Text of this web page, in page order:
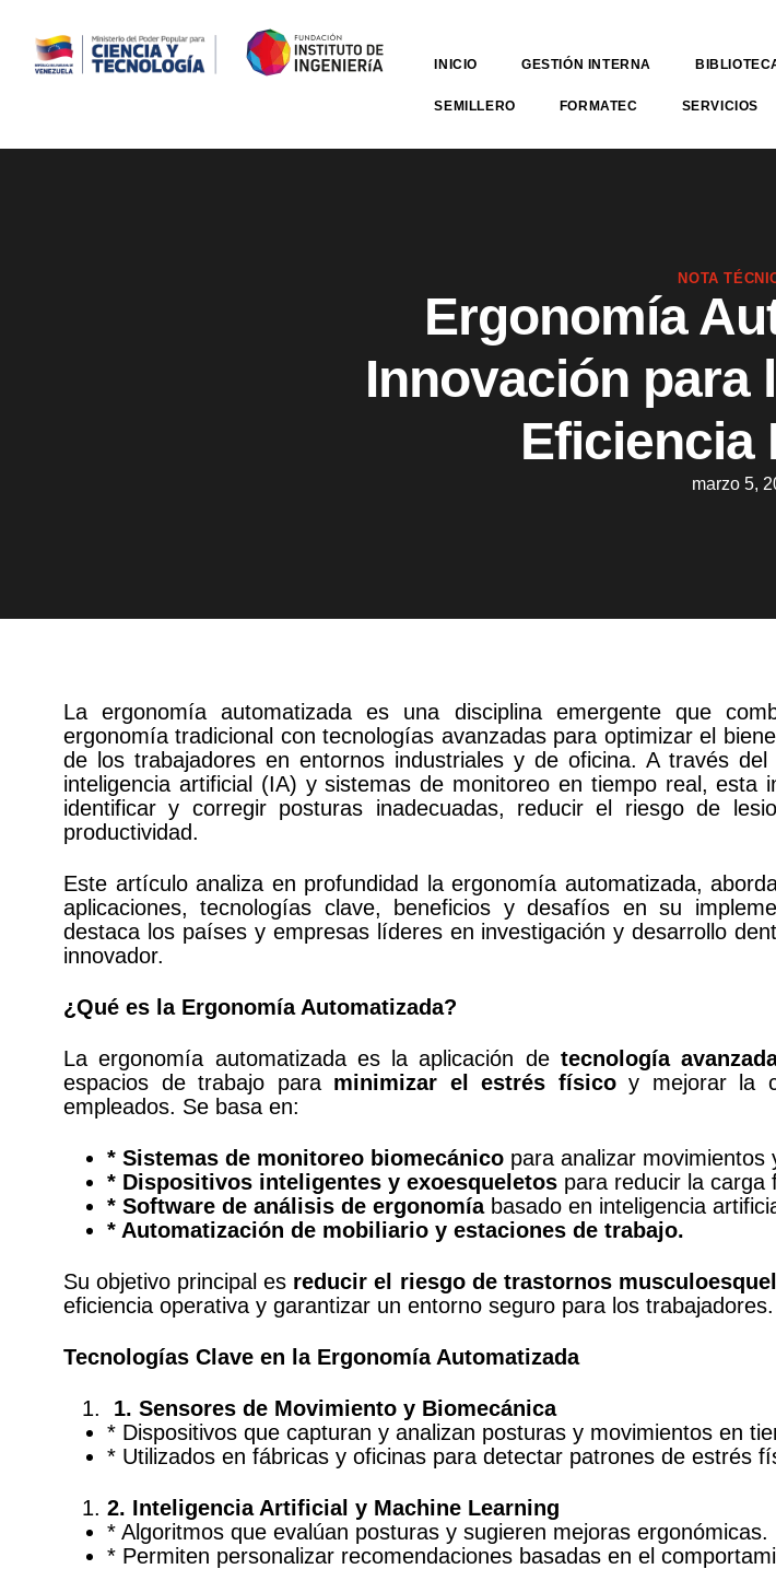
INICIO GESTIÓN INTERNA
SEMILLERO FORMATEC SERVICIOS
NOTA
Ergonomía
Innovación para
Eficiencia
marzo 5,
La ergonomía automatizada es una disciplina emergente que
ergonomía tradicional con tecnologías avanzadas para optimizar el
de los trabajadores en entornos industriales y de oficina. A través del
inteligencia artificial (IA) y sistemas de monitoreo en tiempo real, esta
identificar y corregir posturas inadecuadas, reducir el riesgo de
productividad.
Este artículo analiza en profundidad la ergonomía automatizada,
aplicaciones, tecnologías clave, beneficios y desafíos en su
destaca los países y empresas líderes en investigación y desarrollo
innovador.
¿Qué es la Ergonomía Automatizada?
La ergonomía automatizada es la aplicación de tecnología
espacios de trabajo para minimizar el estrés físicoy mejorar la
empleados. Se basa en:
* Sistemas de monitoreo biomecánico para analizar movimientos
* Dispositivos inteligentes y exoesqueletos para reducir la carga
* Software de análisis de ergonomíabasado en inteligencia
* Automatización de mobiliario y estaciones de trabajo.
Su objetivo principal es reducir el riesgo de trastornos
eficiencia operativa y garantizar un entorno seguro para los trabajadores.
Tecnologías Clave en la Ergonomía Automatizada
1. Sensores de Movimiento y Biomecánica
* Dispositivos que capturan y analizan posturas y movimientos en
* Utilizados en fábricas y oficinas para detectar patrones de estrés
2. Inteligencia Artificial y Machine Learning
* Algoritmos que evalúan posturas y sugieren mejoras ergonómicas.
* Permiten personalizar recomendaciones basadas en el